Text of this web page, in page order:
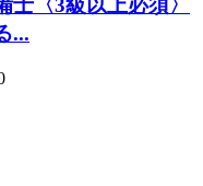
〈3級以上必須〉
...